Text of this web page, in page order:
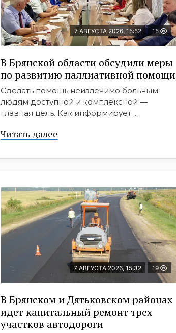
7 АВГУСТА 2026, 15:52 15
В Брянской области обсудили меры
по развитию паллиативной помощи
Сделать помощь неизлечимо больным
людям доступной и комплексной —
главная цель. Как информирует ...
Читать далее
7 АВГУСТА 2026, 15:32 19
В Брянском и Дятьковском районах
идет капитальный ремонт трех
участков автодороги